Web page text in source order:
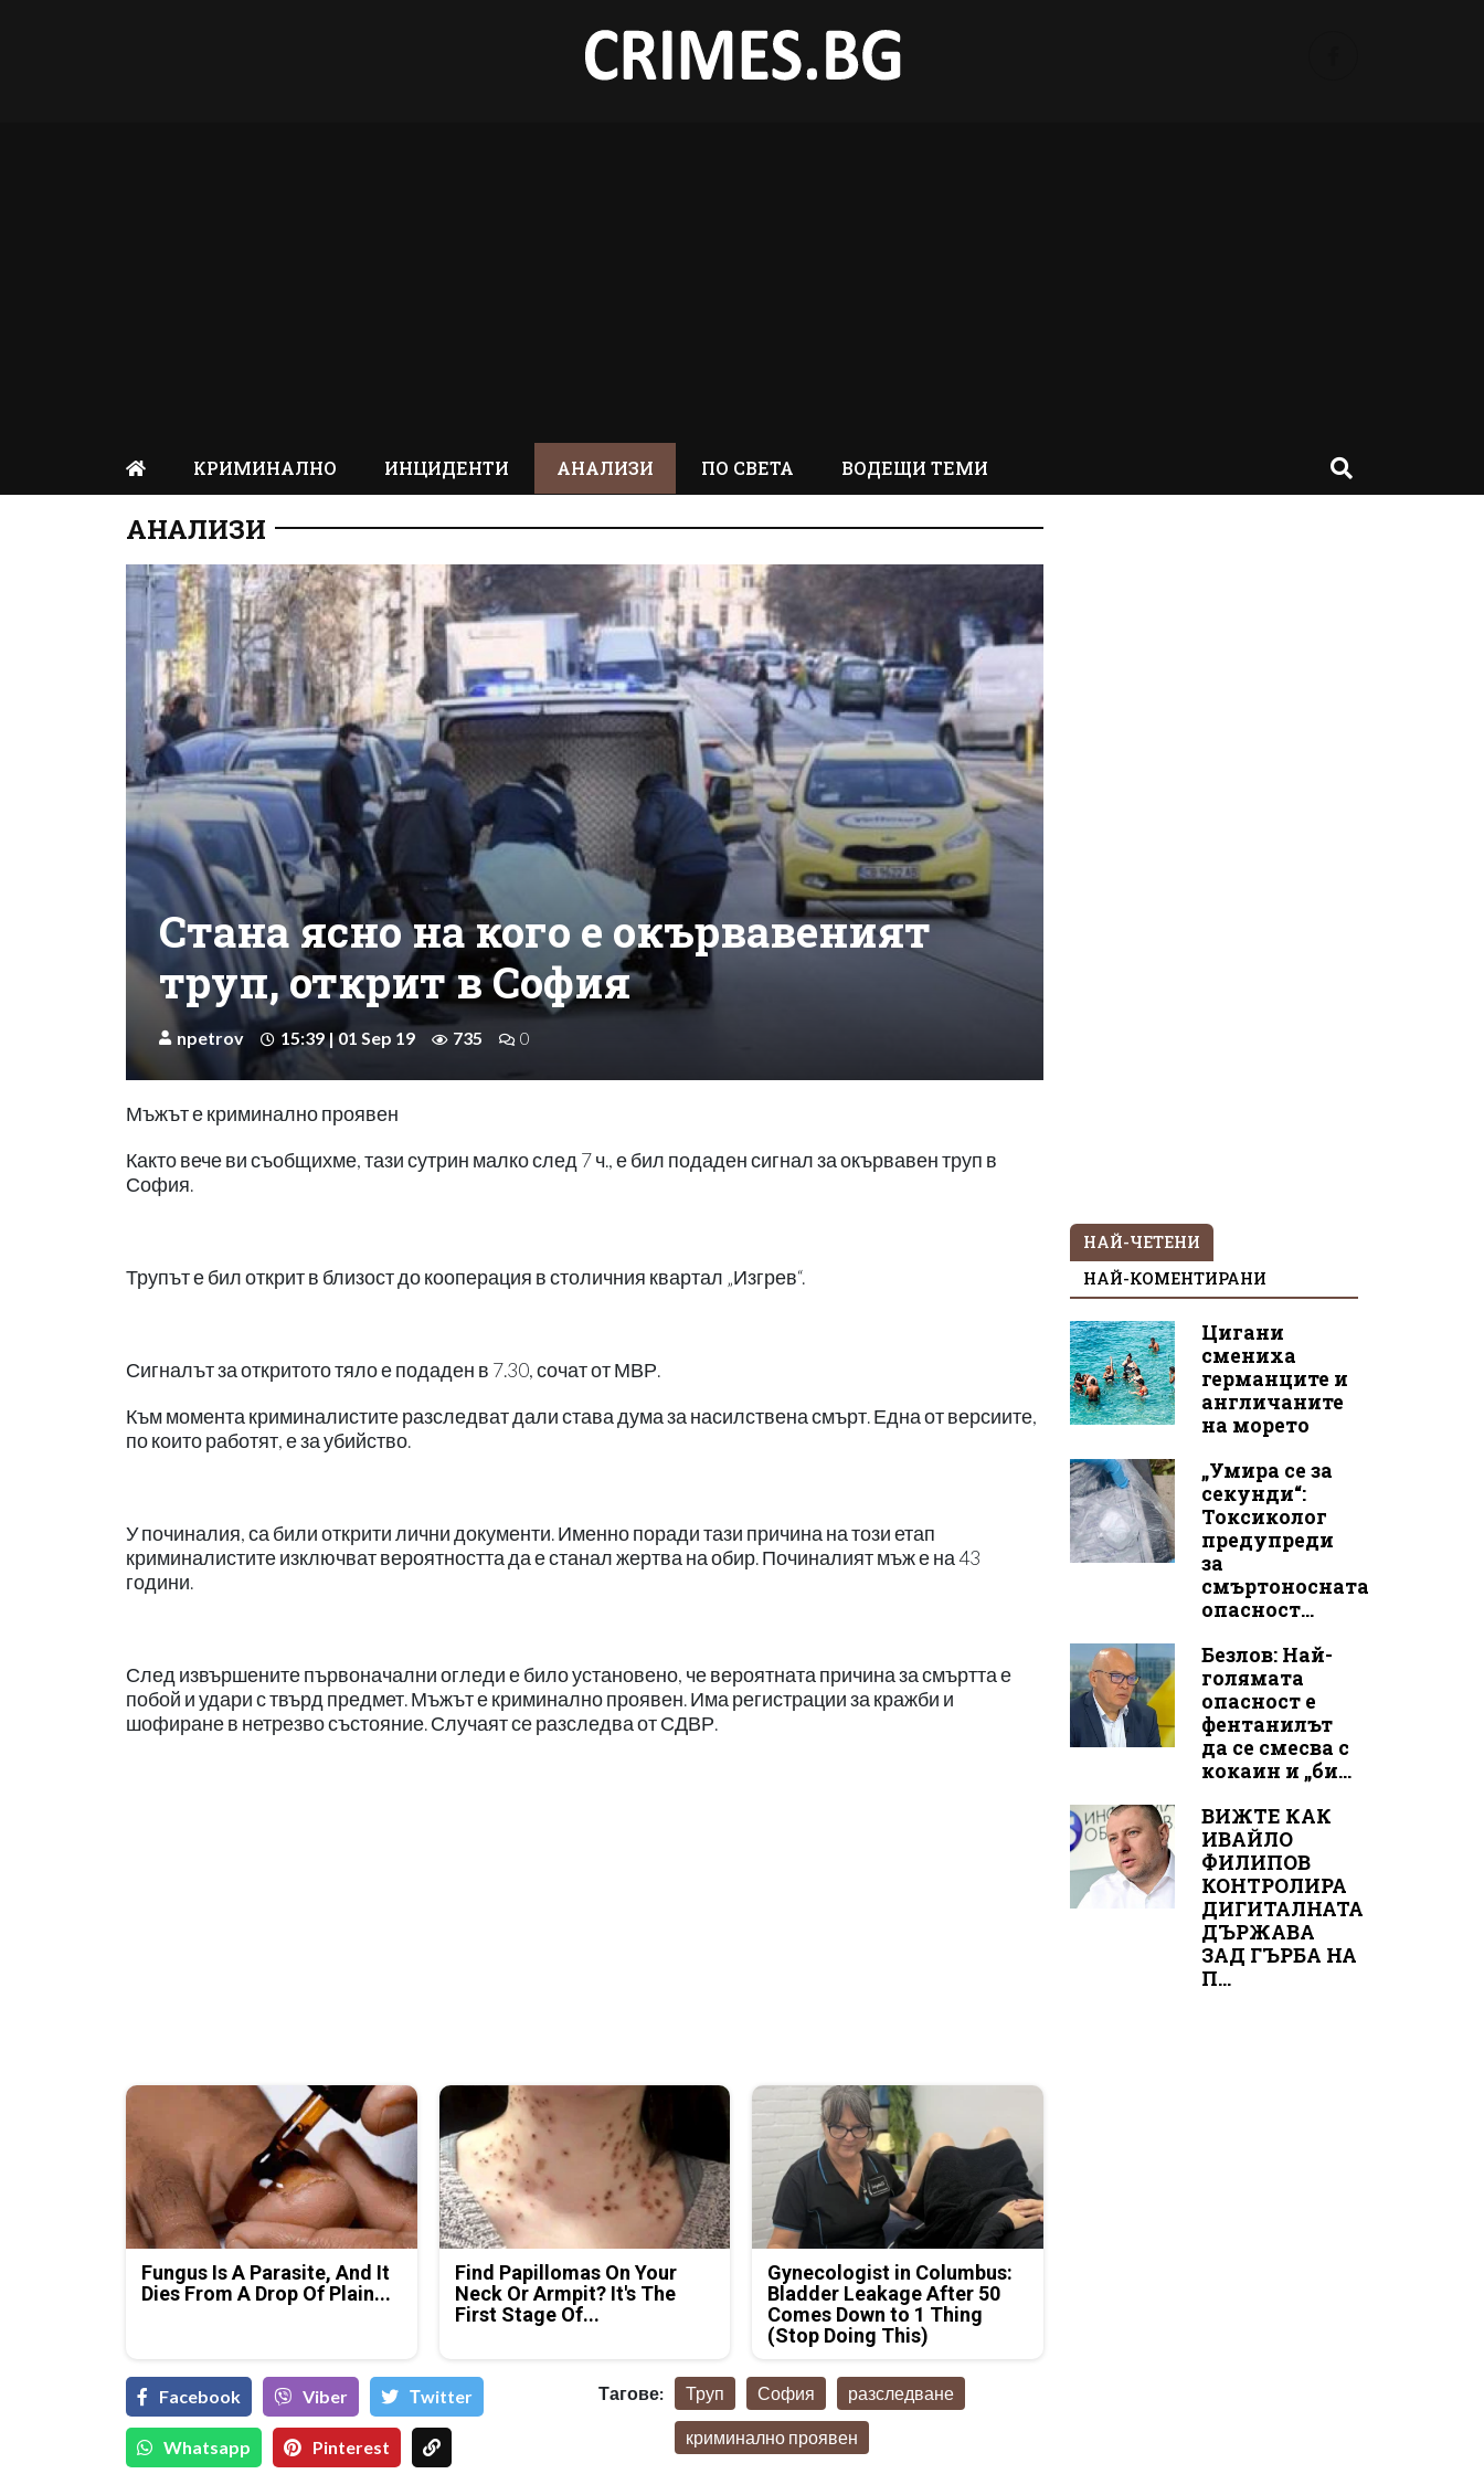
КРИМИНАЛНО ИНЦИДЕНТИ АНАЛИЗИ ПО СВЕТА ВОДЕЩИ ТЕМИ
АНАЛИЗИ
Стана ясно на кого е окървавеният
труп, открит в София
npetrov 15:39 | 01 Sep 19 735 0
Мъжът е криминално проявен
Както вече ви съобщихме, тази сутрин малко след 7 ч., е бил подаден сигнал за окървавен труп в
София.
Трупът е бил открит в близост до кооперация в столичния квартал „Изгрев“.
Сигналът за откритото тяло е подаден в 7.30, сочат от МВР.
Към момента криминалистите разследват дали става дума за насилствена смърт. Една от версиите,
по които работят, е за убийство.
У починалия, са били открити лични документи. Именно поради тази причина на този етап
криминалистите изключват вероятността да е станал жертва на обир. Починалият мъж е на 43
години.
След извършените първоначални огледи е било установено, че вероятната причина за смъртта е
побой и удари с твърд предмет. Мъжът е криминално проявен. Има регистрации за кражби и
шофиране в нетрезво състояние. Случаят се разследва от СДВР.
Fungus Is A Parasite, And It
Dies From A Drop Of Plain...
Find Papillomas On Your
Neck Or Armpit? It's The
First Stage Of...
Gynecologist in Columbus:
Bladder Leakage After 50
Comes Down to 1 Thing
(Stop Doing This)
Facebook Viber Тwitter
Whatsapp Pinterest
Тагове: Труп София разследване
криминално проявен
НАЙ-ЧЕТЕНИ
НАЙ-КОМЕНТИРАНИ
Цигани
смениха
германците и
англичаните
на морето
„Умира се за
секунди“:
Токсиколог
предупреди
за
смъртоносната
опасност...
Безлов: Най-
голямата
опасност е
фентанилът
да се смесва с
кокаин и „би...
ВИЖТЕ КАК
ИВАЙЛО
ФИЛИПОВ
КОНТРОЛИРА
ДИГИТАЛНАТА
ДЪРЖАВА
ЗАД ГЪРБА НА
П...